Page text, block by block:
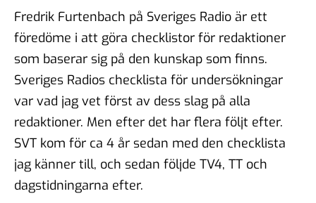
Fredrik Furtenbach på Sveriges Radio är ett
föredöme i att göra checklistor för redaktioner
som baserar sig på den kunskap som finns.
Sveriges Radios checklista för undersökningar
var vad jag vet först av dess slag på alla
redaktioner. Men efter det har flera följt efter.
SVT kom för ca 4 år sedan med den checklista
jag känner till, och sedan följde TV4, TT och
dagstidningarna efter.